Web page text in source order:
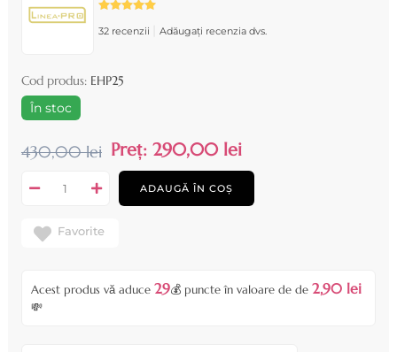
32 recenzii Adăugați recenzia dvs.
Cod produs: EHP25
În stoc
430,00 lei Preț: 290,00 lei
ADAUGĂ ÎN COȘ
Favorite
Acest produs vă aduce 29💰 puncte în valoare de de 2,90 lei
💸